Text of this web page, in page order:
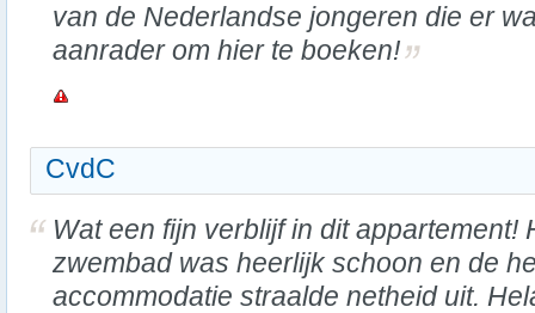
van de Nederlandse jongeren die er
aanrader om hier te boeken!
CvdC
Wat een fijn verblijf in dit appartement!
zwembad was heerlijk schoon en de
accommodatie straalde netheid uit.